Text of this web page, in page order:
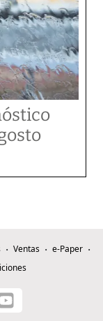
Ventas
e-Paper